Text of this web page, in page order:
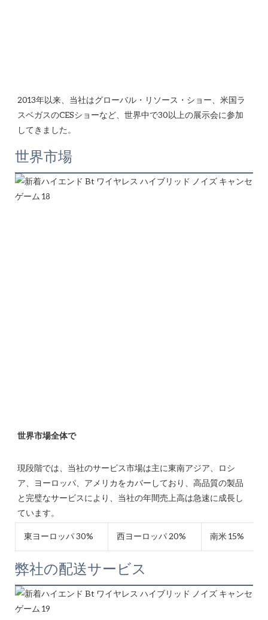
2013年以来、当社はグローバル・リソース・ショー、米国ラ
スベガスのCESショーなど、世界中で30以上の展示会に参加
世界市場
現段階では、当社のサービス市場は主に東南アジア、ロシ
ア、ヨーロッパ、アメリカをカバーしており、高品質の製品
と完璧なサービスにより、当社の年間売上高は急速に成長し
東ヨーロッパ 30% 西ヨーロッパ 20% 南米 15%
弊社の配送サービス